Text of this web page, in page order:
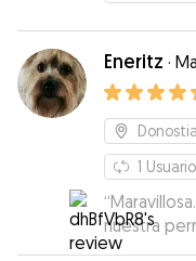
Eneritz ·
1
“
nuestra
amor,